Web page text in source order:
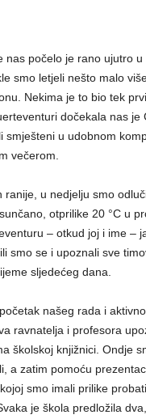
nas počelo je rano ujutro
smo letjeli nešto malo
Nekima je to bio tek
dočekala nas
smješteni u udobnom
večerom.
ranije, u nedjelju smo
otprilike 20 °C u
– otkud joj i ime –
smo se i upoznali sve
sljedećeg dana.
našeg rada i
ravnatelja i profesora
školskoj knjižnici. Ondje
a zatim pomoću
smo imali prilike
je škola predložila